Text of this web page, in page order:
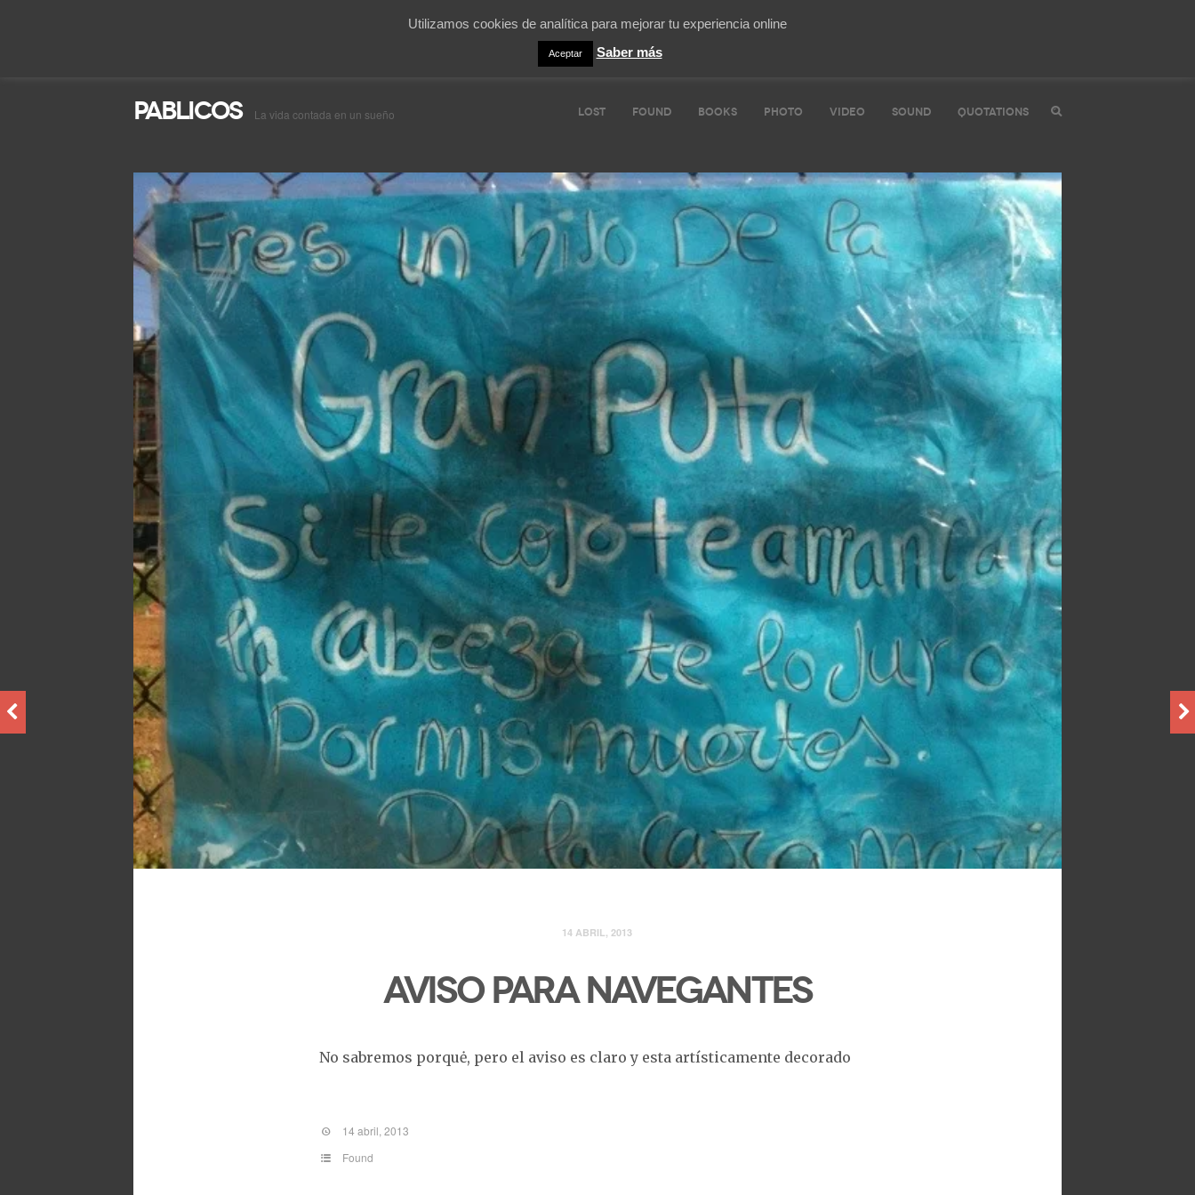
Pablicos La vida contada en un sueño LOST FOUND BOOKS PHOTO VIDEO SOUND QUOTATIONS
14 ABRIL, 2013
Aviso para navegantes
No sabremos porquė, pero el aviso es claro y esta artísticamente decorado
14 abril, 2013
Found
Utilizamos cookies de analítica para mejorar tu experiencia online
Aceptar Saber más